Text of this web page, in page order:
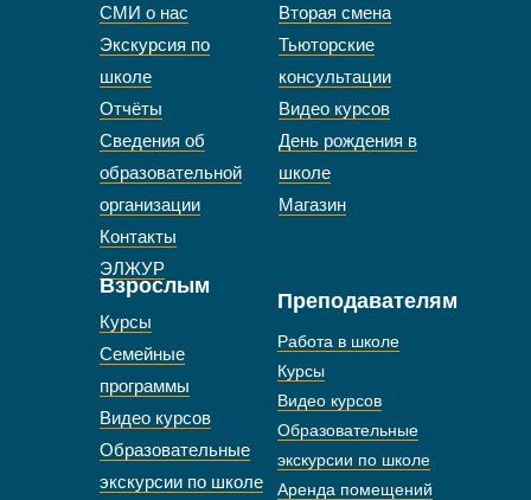
СМИ о нас
Экскурсия по
школе
Отчёты
Сведения об
образовательной
организации
Контакты
ЭЛЖУР
Вторая смена
Тьюторские
консультации
Видео курсов
День рождения в
школе
Магазин
Взрослым
Курсы
Семейные
программы
Видео курсов
Образовательные
экскурсии по школе
Преподавателям
Работа в школе
Курсы
Видео курсов
Образовательные
экскурсии по школе
Аренда помещений